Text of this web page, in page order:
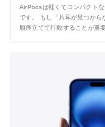
AirPodsは軽くてコンパクト
です。 もし「片耳が見つから
順序立てて行動することが重